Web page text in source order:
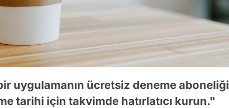
uygulamanın ücretsiz deneme aboneliği
tarihi için takvimde hatırlatıcı kurun."